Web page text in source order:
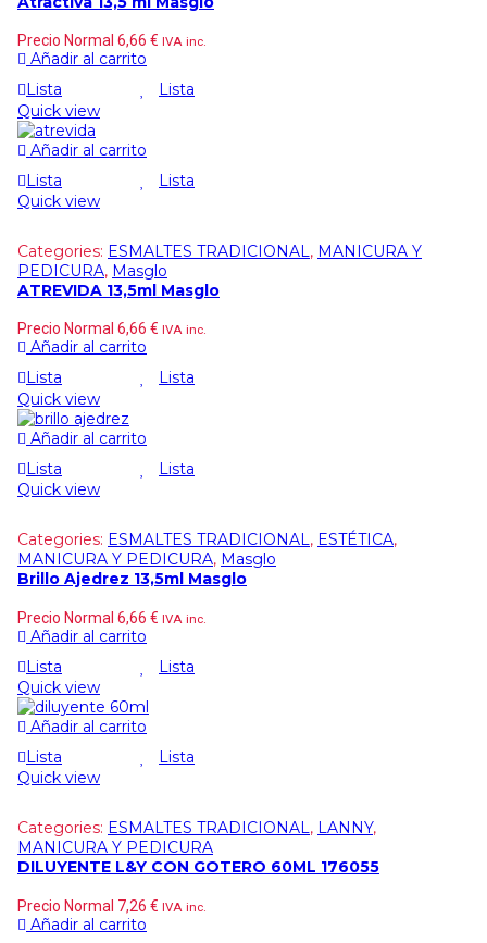
Precio Normal 6,66 € IVA inc.
Añadir al carrito
Lista
Lista
Quick view
Añadir al carrito
Lista
Lista
Quick view
Categories: ESMALTES TRADICIONAL, MANICURA Y
PEDICURA, Masglo
ATREVIDA 13,5ml Masglo
Precio Normal 6,66 € IVA inc.
Añadir al carrito
Lista
Lista
Quick view
Añadir al carrito
Lista
Lista
Quick view
Categories: ESMALTES TRADICIONAL, ESTÉTICA,
MANICURA Y PEDICURA, Masglo
Brillo Ajedrez 13,5ml Masglo
Precio Normal 6,66 € IVA inc.
Añadir al carrito
Lista
Lista
Quick view
Añadir al carrito
Lista
Lista
Quick view
Categories: ESMALTES TRADICIONAL, LANNY,
MANICURA Y PEDICURA
DILUYENTE L&Y CON GOTERO 60ML 176055
Precio Normal 7,26 € IVA inc.
Añadir al carrito